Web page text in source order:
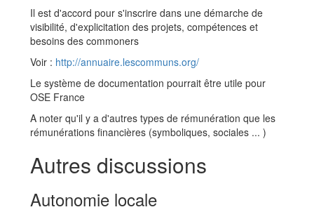
Il est d'accord pour s'inscrire dans une démarche de
visibilité, d'explicitation des projets, compétences et
besoins des commoners
Voir : http://annuaire.lescommuns.org/
Le système de documentation pourrait être utile pour
OSE France
A noter qu'il y a d'autres types de rémunération que les
rémunérations financières (symboliques, sociales ... )
Autres discussions
Autonomie locale